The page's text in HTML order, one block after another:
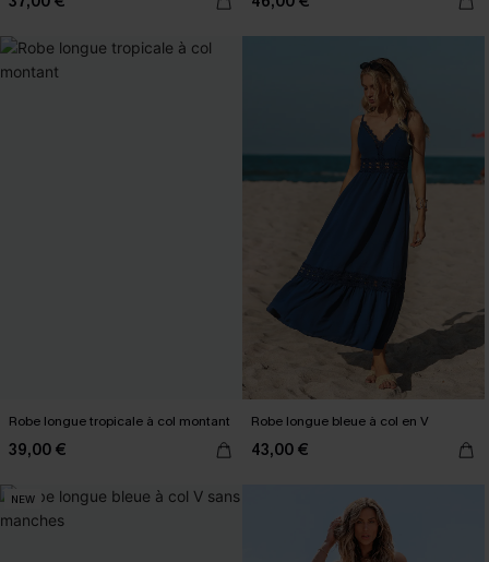
Robe longue tropicale à col montant
39,00 €
Robe longue bleue à col en V
43,00 €
NEW